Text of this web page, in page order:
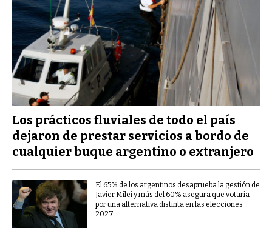
Los prácticos fluviales de todo el país
dejaron de prestar servicios a bordo de
cualquier buque argentino o extranjero
El 65% de los argentinos desaprueba la gestión de
Javier Milei y más del 60% asegura que votaría
por una alternativa distinta en las elecciones
2027.